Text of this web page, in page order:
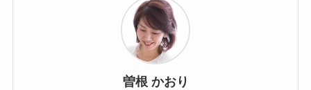
曽根 かおり